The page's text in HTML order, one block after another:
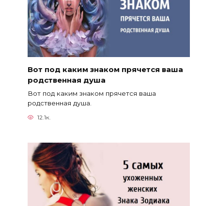
Вот под каким знаком прячется ваша
родственная душа
Вот под каким знаком прячется ваша
родственная душа.
12.1к.